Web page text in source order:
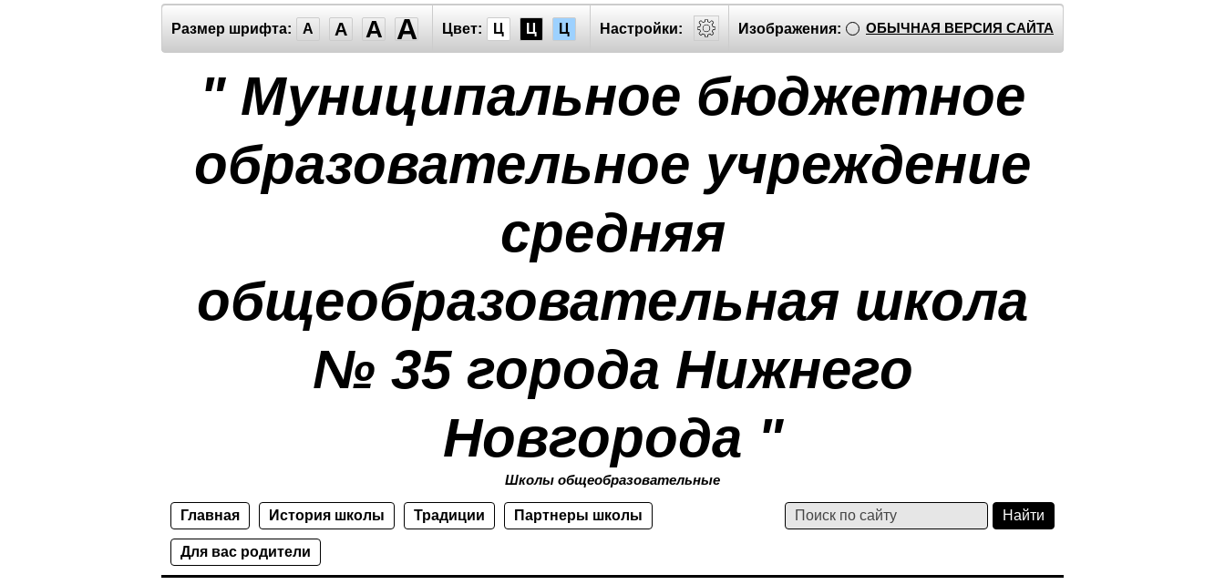
Размер шрифта: A A A A Цвет: Ц Ц Ц Настройки: Изображения: ОБЫЧНАЯ ВЕРСИЯ САЙТА
" Муниципальное бюджетное
образовательное учреждение
средняя
общеобразовательная школа
№ 35 города Нижнего
Новгорода "
Школы общеобразовательные
Главная История школы Традиции Партнеры школы
Для вас родители